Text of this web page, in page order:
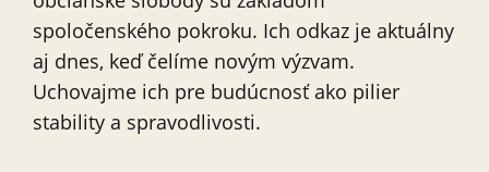
spoločenského pokroku. Ich odkaz je aktuálny
aj dnes, keď čelíme novým výzvam.
Uchovajme ich pre budúcnosť ako pilier
stability a spravodlivosti.